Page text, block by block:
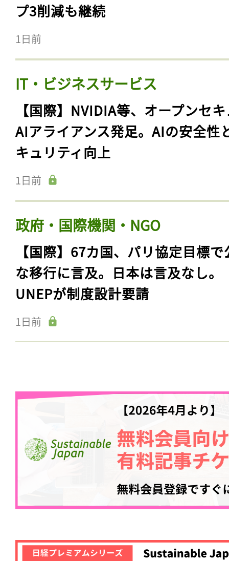
プ3削減も継続
1日前
IT・ビジネスサービス
【国際】NVIDIA等、オープンセ
AIアライアンス発足。AIの安全性
キュリティ向上
1日前
政府・国際機関・NGO
【国際】67カ国、パリ協定目標で
な移行に言及。日本は言及なし。
UNEPが制度設計要請
1日前